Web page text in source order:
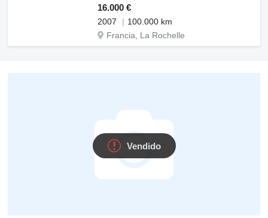
16.000 €
2007
100.000 km
Francia, La Rochelle
Vendido